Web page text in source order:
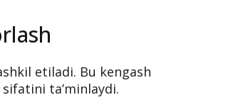
etiladi. Bu kengash
ta’minlaydi.